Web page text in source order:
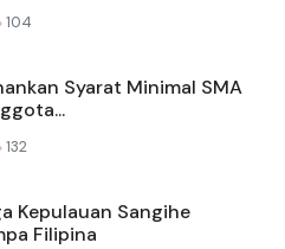
104
Syarat Minimal SMA
132
Kepulauan Sangihe
Filipina